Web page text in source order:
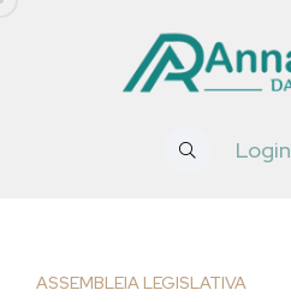
Login
ASSEMBLEIA LEGISLATIVA